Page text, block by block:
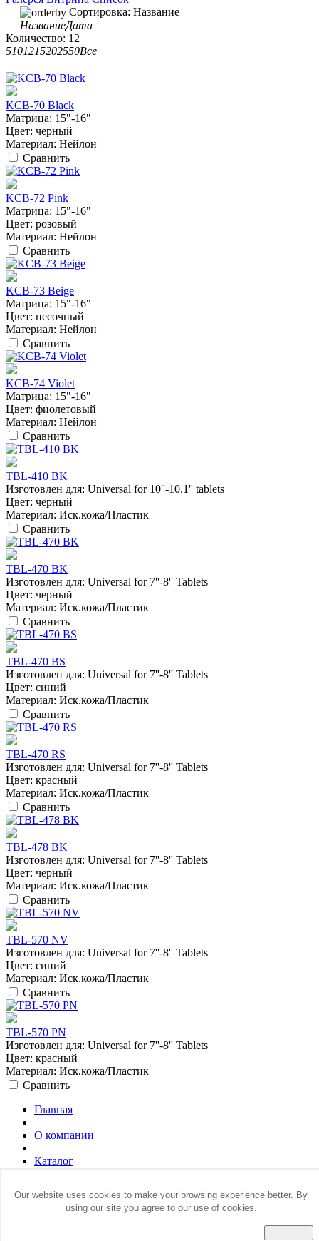
Сортировка: Название
НазваниеДата
Количество: 12
5101215202550Все
KCB-70 Black
Матрица: 15"-16"
Цвет: черный
Материал: Нейлон
Сравнить
KCB-72 Pink
Матрица: 15"-16"
Цвет: розовый
Материал: Нейлон
Сравнить
KCB-73 Beige
Матрица: 15"-16"
Цвет: песочный
Материал: Нейлон
Сравнить
KCB-74 Violet
Матрица: 15"-16"
Цвет: фиолетовый
Материал: Нейлон
Сравнить
TBL-410 BK
Изготовлен для: Universal for 10''-10.1'' tablets
Цвет: черный
Материал: Иск.кожа/Пластик
Сравнить
TBL-470 BK
Изготовлен для: Universal for 7''-8'' Tablets
Цвет: черный
Материал: Иск.кожа/Пластик
Сравнить
TBL-470 BS
Изготовлен для: Universal for 7''-8'' Tablets
Цвет: синий
Материал: Иск.кожа/Пластик
Сравнить
TBL-470 RS
Изготовлен для: Universal for 7''-8'' Tablets
Цвет: красный
Материал: Иск.кожа/Пластик
Сравнить
TBL-478 BK
Изготовлен для: Universal for 7''-8'' Tablets
Цвет: черный
Материал: Иск.кожа/Пластик
Сравнить
TBL-570 NV
Изготовлен для: Universal for 7''-8'' Tablets
Цвет: синий
Материал: Иск.кожа/Пластик
Сравнить
TBL-570 PN
Изготовлен для: Universal for 7''-8'' Tablets
Цвет: красный
Материал: Иск.кожа/Пластик
Сравнить
Главная
|
О компании
|
Каталог
|
Контакты
Our website uses cookies to make your browsing experience better. By
using our site you agree to our use of cookies.